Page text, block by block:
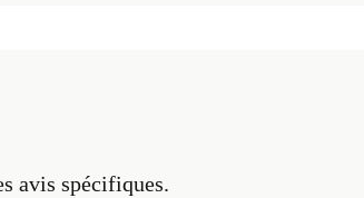
avis spécifiques.